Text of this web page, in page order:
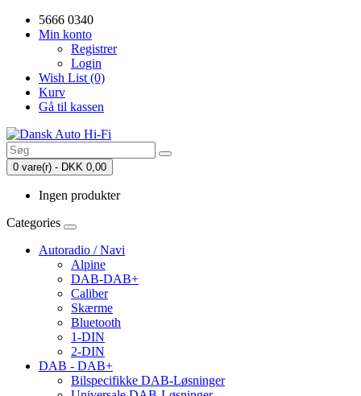
5666 0340
Min konto
Registrer
Login
Wish List (0)
Kurv
Gå til kassen
0 vare(r) - DKK 0,00
Ingen produkter
Categories
Autoradio / Navi
Alpine
DAB-DAB+
Caliber
Skærme
Bluetooth
1-DIN
2-DIN
DAB - DAB+
Bilspecifikke DAB-Løsninger